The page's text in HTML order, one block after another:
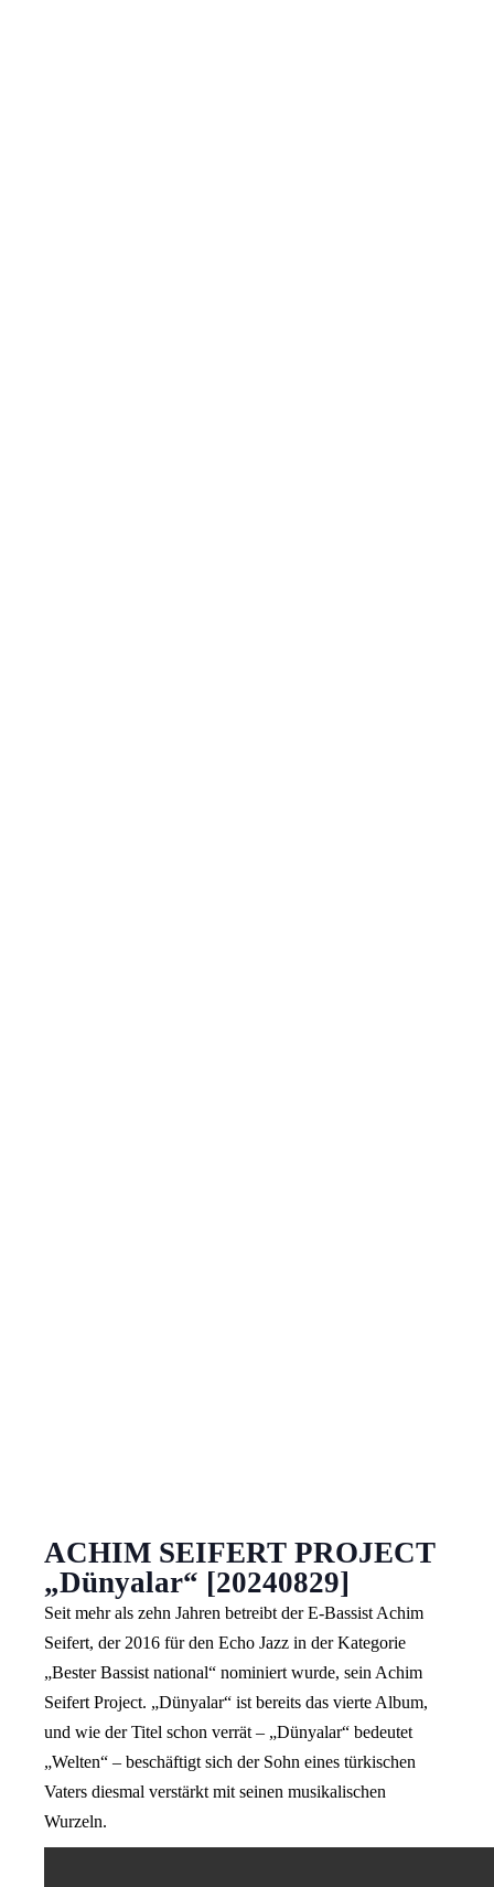
ACHIM SEIFERT PROJECT
„Dünyalar“ [20240829]
Seit mehr als zehn Jahren betreibt der E-Bassist Achim
Seifert, der 2016 für den Echo Jazz in der Kategorie
„Bester Bassist national“ nominiert wurde, sein Achim
Seifert Project. „Dünyalar“ ist bereits das vierte Album,
und wie der Titel schon verrät – „Dünyalar“ bedeutet
„Welten“ – beschäftigt sich der Sohn eines türkischen
Vaters diesmal verstärkt mit seinen musikalischen
Wurzeln.